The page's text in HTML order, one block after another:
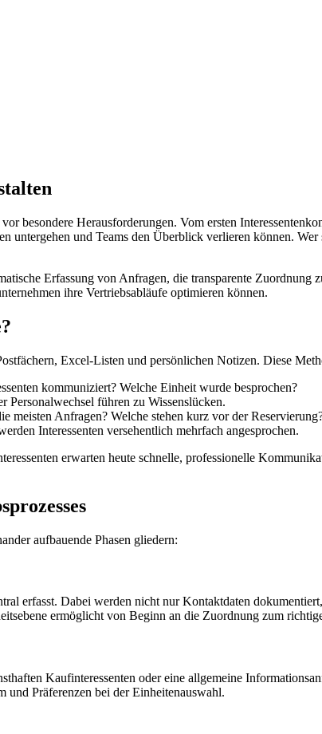
besondere Herausforderungen. Vom ersten
untergehen und Teams den Überblick verlieren können.
Erfassung von Anfragen, die transparente
ihre Vertriebsabläufe optimieren können.
Excel-Listen und persönlichen Notizen. Diese
kommuniziert? Welche Einheit wurde besprochen?
Personalwechsel führen zu Wissenslücken.
meisten Anfragen? Welche stehen kurz vor der
Interessenten versehentlich mehrfach angesprochen.
erwarten heute schnelle, professionelle
aufbauende Phasen gliedern:
erfasst. Dabei werden nicht nur Kontaktdaten
ermöglicht von Beginn an die Zuordnung zum
Kaufinteressenten oder eine allgemeine
und Präferenzen bei der Einheitenauswahl.